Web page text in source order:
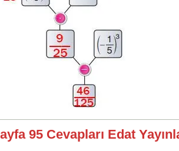
95 Cevapları Edat